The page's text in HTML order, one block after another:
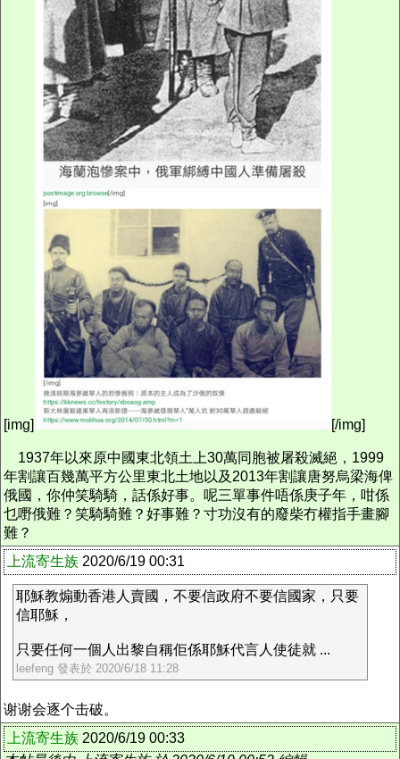
[img] [/img]
1937年以來原中國東北領土上30萬同胞被屠殺滅絕，1999
年割讓百幾萬平方公里東北土地以及2013年割讓唐努烏梁海俾
俄國，你仲笑騎騎，話係好事。呢三單事件唔係庚子年，咁係
乜嘢俄難？笑騎騎難？好事難？寸功沒有的廢柴冇權指手畫腳
難？
上流寄生族 2020/6/19 00:31
耶穌教煽動香港人賣國，不要信政府不要信國家，只要
信耶穌，
只要任何一個人出黎自稱佢係耶穌代言人使徒就 ...
leefeng 發表於 2020/6/18 11:28
谢谢会逐个击破。
上流寄生族 2020/6/19 00:33